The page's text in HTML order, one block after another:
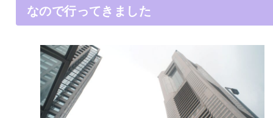
なので行ってきました